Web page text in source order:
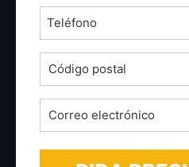
*Teléfono
Código
postal
*Correo
electrónico
*